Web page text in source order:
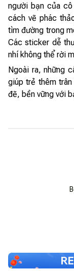
người bạn của
cách vẽ phác
tìm đường trong
Các sticker dễ
nhí không thể rời
Ngoài ra, những
giúp trẻ thêm
đẽ, bền vững với